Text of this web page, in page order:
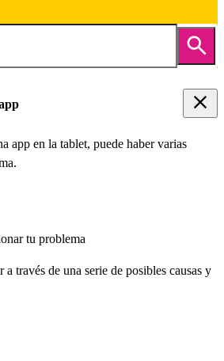
app en la tablet, puede haber varias
tu problema
través de una serie de posibles causas y